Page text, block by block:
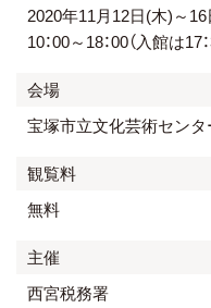
2020年11月12日(木)～16
10：00～18：00（入館は17
会場
宝塚市立文化芸術セン
観覧料
無料
主催
西宮税務署